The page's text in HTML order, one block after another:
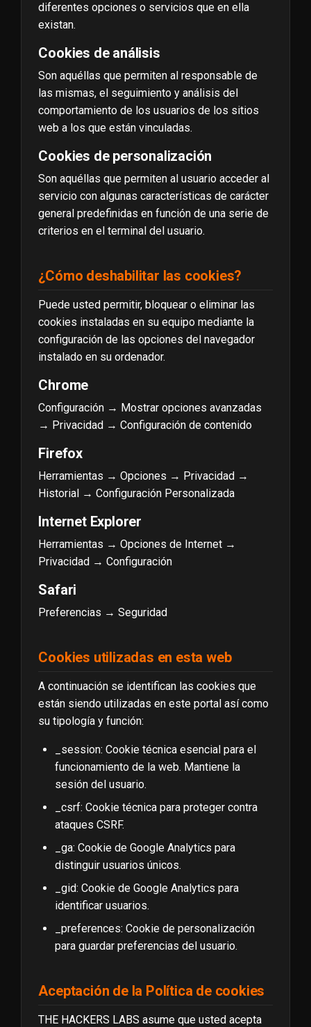
diferentes opciones o servicios que en ella
existan.
Cookies de análisis
Son aquéllas que permiten al responsable de
las mismas, el seguimiento y análisis del
comportamiento de los usuarios de los sitios
web a los que están vinculadas.
Cookies de personalización
Son aquéllas que permiten al usuario acceder al
servicio con algunas características de carácter
general predefinidas en función de una serie de
criterios en el terminal del usuario.
¿Cómo deshabilitar las cookies?
Puede usted permitir, bloquear o eliminar las
cookies instaladas en su equipo mediante la
configuración de las opciones del navegador
instalado en su ordenador.
Chrome
Configuración → Mostrar opciones avanzadas
→ Privacidad → Configuración de contenido
Firefox
Herramientas → Opciones → Privacidad →
Historial → Configuración Personalizada
Internet Explorer
Herramientas → Opciones de Internet →
Privacidad → Configuración
Safari
Preferencias → Seguridad
Cookies utilizadas en esta web
A continuación se identifican las cookies que
están siendo utilizadas en este portal así como
su tipología y función:
_session: Cookie técnica esencial para el
funcionamiento de la web. Mantiene la
sesión del usuario.
_csrf: Cookie técnica para proteger contra
ataques CSRF.
_ga: Cookie de Google Analytics para
distinguir usuarios únicos.
_gid: Cookie de Google Analytics para
identificar usuarios.
_preferences: Cookie de personalización
para guardar preferencias del usuario.
Aceptación de la Política de cookies
THE HACKERS LABS asume que usted acepta